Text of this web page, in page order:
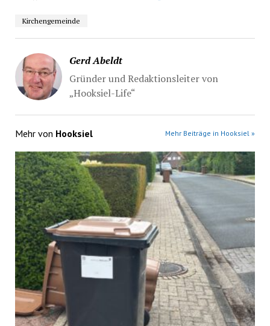
Kirchengemeinde
Gerd Abeldt
Gründer und Redaktionsleiter von
„Hooksiel-Life“
Mehr von Hooksiel Mehr Beiträge in Hooksiel »